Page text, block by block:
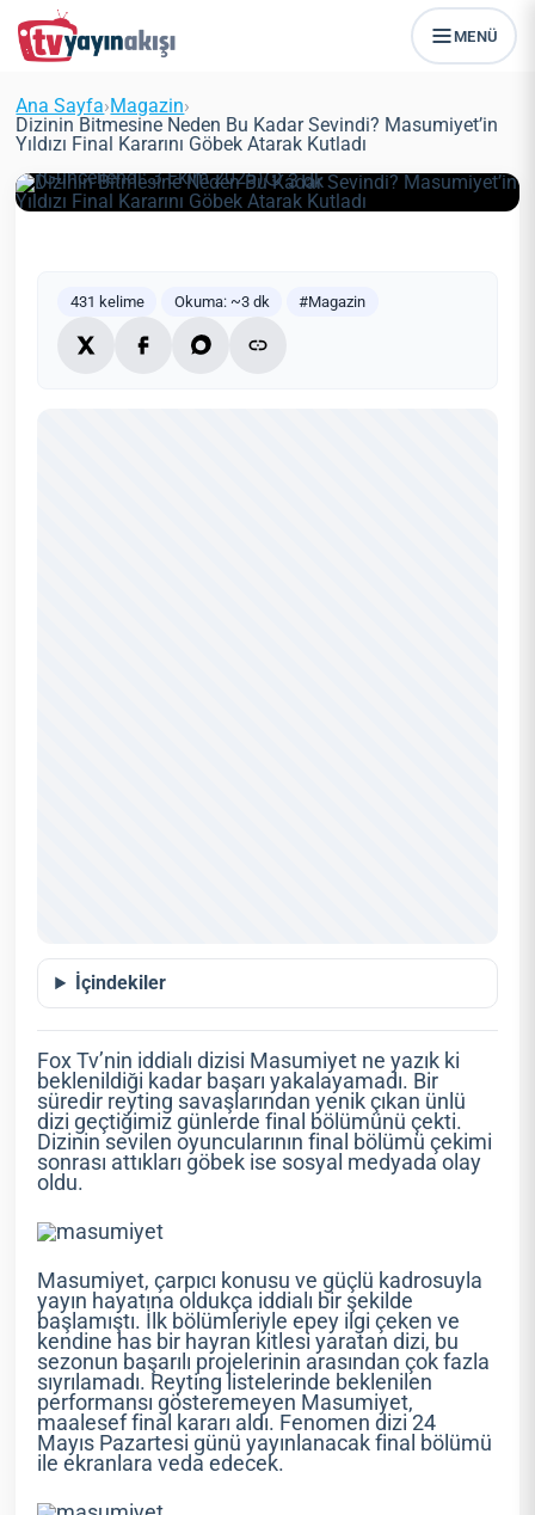
MENÜ
Ana Sayfa›Magazin›
Dizinin Bitmesine Neden Bu Kadar Sevindi? Masumiyet’in
Yıldızı Final Kararını Göbek Atarak Kutladı
Dizinin Bitmesine Neden Bu Kadar
Kararını Göbek Atarak Kutladı
Zeynep Öztürk Magazin
21 Mayıs 2021
(Güncellendi: 3 Ekim 2025)
3 dk
431 kelime Okuma: ~3 dk #Magazin
İçindekiler
Fox Tv’nin iddialı dizisi Masumiyet ne yazık ki
beklenildiği kadar başarı yakalayamadı. Bir
süredir reyting savaşlarından yenik çıkan ünlü
dizi geçtiğimiz günlerde final bölümünü çekti.
Dizinin sevilen oyuncularının final bölümü çekimi
sonrası attıkları göbek ise sosyal medyada olay
oldu.
Masumiyet, çarpıcı konusu ve güçlü kadrosuyla
yayın hayatına oldukça iddialı bir şekilde
başlamıştı. İlk bölümleriyle epey ilgi çeken ve
kendine has bir hayran kitlesi yaratan dizi, bu
sezonun başarılı projelerinin arasından çok fazla
sıyrılamadı. Reyting listelerinde beklenilen
performansı gösteremeyen Masumiyet,
maalesef final kararı aldı. Fenomen dizi 24
Mayıs Pazartesi günü yayınlanacak final bölümü
ile ekranlara veda edecek.